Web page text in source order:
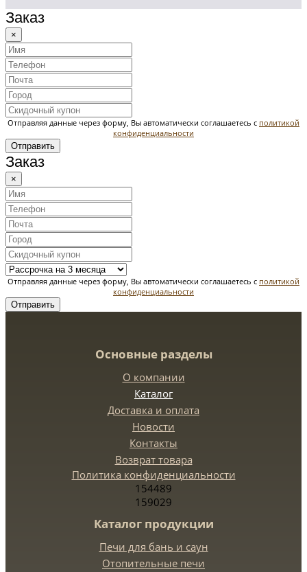
Заказ
×
Отправляя данные через форму, Вы автоматически соглашаетесь с политикой
конфиденциальности
Отправить
Заказ
×
Отправляя данные через форму, Вы автоматически соглашаетесь с политикой
конфиденциальности
Отправить
Основные разделы
О компании
Каталог
Доставка и оплата
Новости
Контакты
Возврат товара
Политика конфиденциальности
154489
159029
Каталог продукции
Печи для бань и саун
Отопительные печи